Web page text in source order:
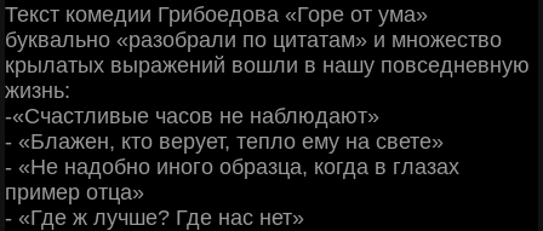
Текст комедии Грибоедова «Горе от ума»
буквально «разобрали по цитатам» и множество
крылатых выражений вошли в нашу повседневную
жизнь:
-«Счастливые часов не наблюдают»
- «Блажен, кто верует, тепло ему на свете»
- «Не надобно иного образца, когда в глазах
пример отца»
- «Где ж лучше? Где нас нет»